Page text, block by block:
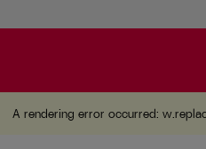
A rendering error occurred:
A rendering error occurred: